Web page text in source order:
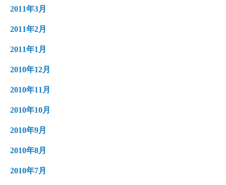
2011年3月
2011年2月
2011年1月
2010年12月
2010年11月
2010年10月
2010年9月
2010年8月
2010年7月